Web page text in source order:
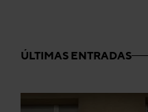
ÚLTIMAS ENTRADAS